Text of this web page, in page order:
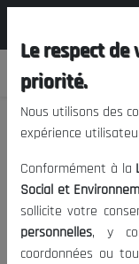
# Article
Le respect
priorité.
Nous utilisons des
expérience
Conformément à la
Social et
sollicite votre
personnelles, y
coordonnées ou